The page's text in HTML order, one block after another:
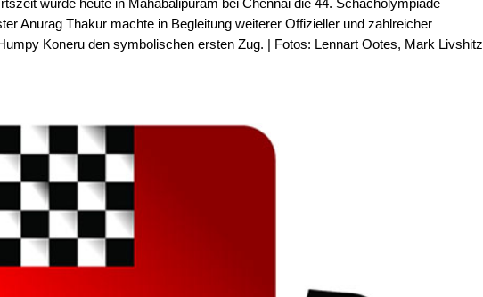
Anurag Thakur machte in Begleitung weiterer Offizieller und zahlreicher
Koneru den symbolischen ersten Zug. | Fotos: Lennart Ootes, Mark Livshitz